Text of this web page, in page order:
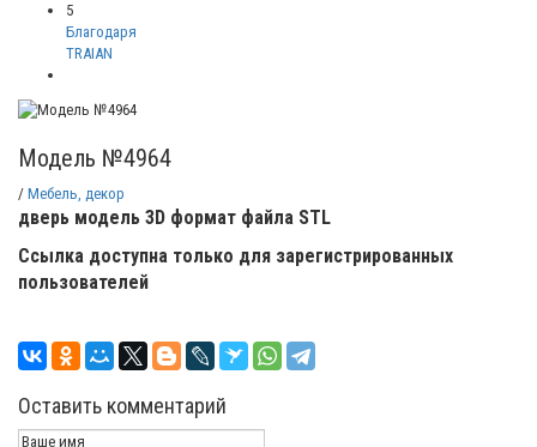
5
Благодаря
TRAIAN
Модель №4964
/ Мебель, декор
дверь модель 3D формат файла STL
Ссылка доступна только для зарегистрированных
пользователей
Оставить комментарий